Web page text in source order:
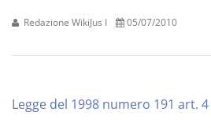
Redazione WikiJus I 05/07/2010
Legge del 1998 numero 191 art. 4